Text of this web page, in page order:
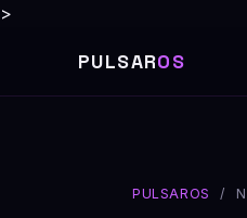
>
PULSAROS
PULSAROS /